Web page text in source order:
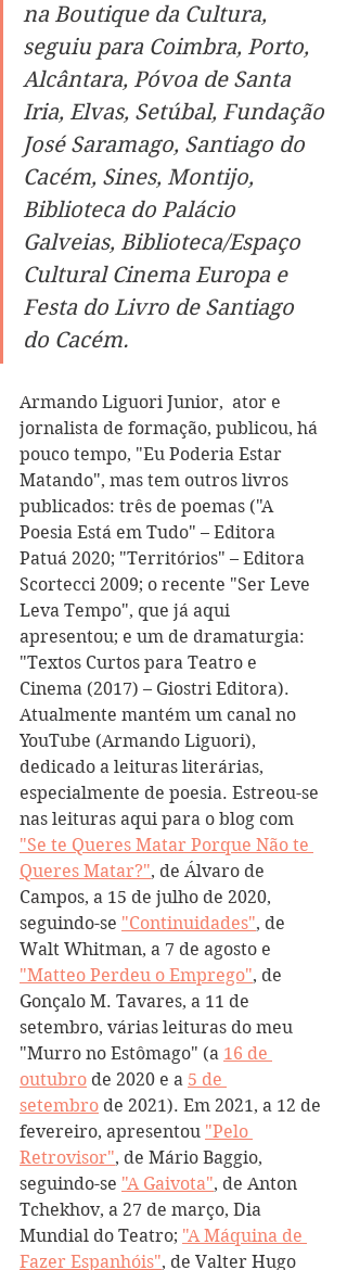
na Boutique da Cultura,
seguiu para Coimbra, Porto,
Alcântara, Póvoa de Santa
Iria, Elvas, Setúbal, Fundação
José Saramago, Santiago do
Cacém, Sines, Montijo,
Biblioteca do Palácio
Galveias, Biblioteca/Espaço
Cultural Cinema Europa e
Festa do Livro de Santiago
do Cacém.
Armando Liguori Junior,  ator e
jornalista de formação, publicou, há
pouco tempo, "Eu Poderia Estar
Matando", mas tem outros livros
publicados: três de poemas ("A
Poesia Está em Tudo" – Editora
Patuá 2020; "Territórios" – Editora
Scortecci 2009; o recente "Ser Leve
Leva Tempo", que já aqui
apresentou; e um de dramaturgia:
"Textos Curtos para Teatro e
Cinema (2017) – Giostri Editora).
Atualmente mantém um canal no
YouTube (Armando Liguori),
dedicado a leituras literárias,
especialmente de poesia. Estreou-se
nas leituras aqui para o blog com
"Se te Queres Matar Porque Não te
Queres Matar?", de Álvaro de
Campos, a 15 de julho de 2020,
seguindo-se "Continuidades", de
Walt Whitman, a 7 de agosto e
"Matteo Perdeu o Emprego", de
Gonçalo M. Tavares, a 11 de
setembro, várias leituras do meu
"Murro no Estômago" (a 16 de
outubro de 2020 e a 5 de
setembro de 2021). Em 2021, a 12 de
fevereiro, apresentou "Pelo
Retrovisor", de Mário Baggio,
seguindo-se "A Gaivota", de Anton
Tchekhov, a 27 de março, Dia
Mundial do Teatro; "A Máquina de
Fazer Espanhóis", de Valter Hugo